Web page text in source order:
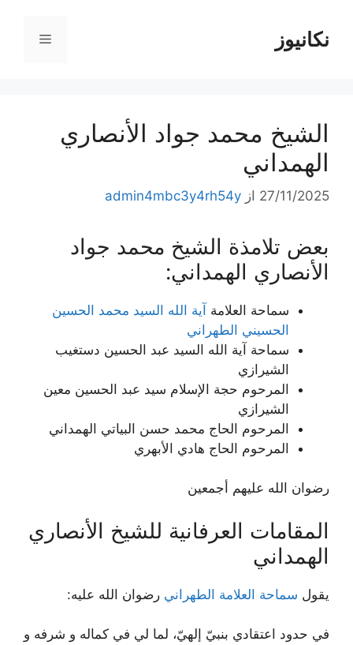
محتوانکانیوز فهرست
الشيخ محمد جواد الأنصاري
الهمداني
27/11/2025 از admin4mbc3y4rh54y
بعض تلامذة الشيخ محمد جواد
الأنصاري الهمداني:
سماحة العلامة آية الله السيد محمد الحسين
الحسيني الطهراني
سماحة آية الله السيد عبد الحسين دستغيب
الشيرازي
المرحوم حجة الإسلام سيد عبد الحسين معين
الشيرازي
المرحوم الحاج محمد حسن البياتي الهمداني
المرحوم الحاج هادي الأبهري
رضوان الله عليهم أجمعين
المقامات العرفانية للشيخ الأنصاري
الهمداني
يقول سماحة العلامة الطهراني رضوان الله عليه:
في حدود اعتقادي بنبيّ إلهيّ، لما لي في كماله و شرفه و